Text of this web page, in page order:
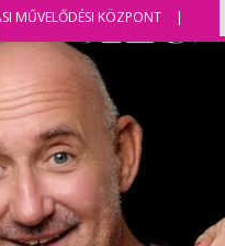
MŰVELŐDÉSI KÖZPONT
|